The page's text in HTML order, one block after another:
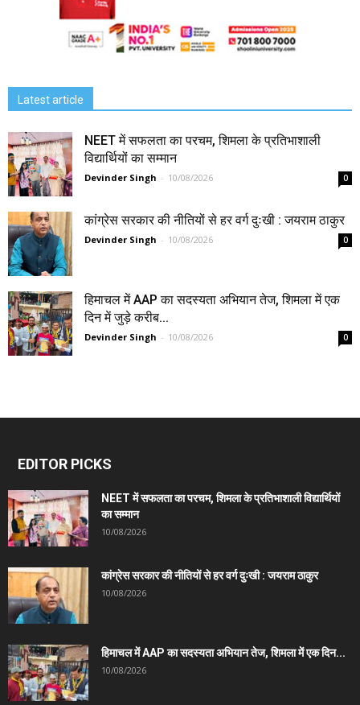
Latest article
NEET में सफलता का परचम, शिमला के प्रतिभाशाली
विद्यार्थियों का सम्मान
Devinder Singh - 10/08/2026 0
कांग्रेस सरकार की नीतियों से हर वर्ग दुःखी : जयराम ठाकुर
Devinder Singh - 10/08/2026 0
हिमाचल में AAP का सदस्यता अभियान तेज, शिमला में एक
दिन में जुड़े करीब...
Devinder Singh - 10/08/2026 0
EDITOR PICKS
NEET में सफलता का परचम, शिमला के प्रतिभाशाली विद्यार्थियों
का सम्मान
10/08/2026
कांग्रेस सरकार की नीतियों से हर वर्ग दुःखी : जयराम ठाकुर
10/08/2026
हिमाचल में AAP का सदस्यता अभियान तेज, शिमला में एक दिन...
10/08/2026